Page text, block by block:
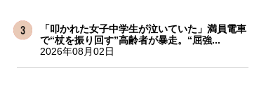
「叩かれた女子中学生が泣いていた」満員電車
で“杖を振り回す”高齢者が暴走。“屈強...
2026年08月02日